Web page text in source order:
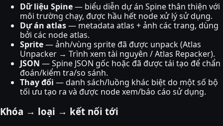
Dữ liệu Spine— biểu diễn dự án Spine thân thiện với
môi trường chạy, được hầu hết node xử lý sử dụng.
Dự án atlas— metadata atlas + ảnh các trang, dùng
bởi các node atlas.
Sprite— ảnh/vùng sprite đã được unpack (Atlas
Unpacker → Trình xem tài nguyên / Atlas Repacker).
JSON — Spine JSON gốc hoặc đã được tái tạo để chẩn
đoán/kiểm tra/so sánh.
Thay đổi — danh sách/luồng khác biệt do một số bộ
tối ưu tạo ra và được node xem/báo cáo sử dụng.
Khóa → loại → kết nối tới